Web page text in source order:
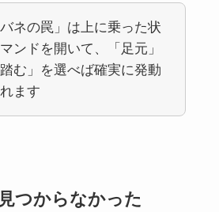
バネの罠」は上に乗った状
ンドを開いて、「足元」
む」を選べば確実に発動
ます
つからなかった